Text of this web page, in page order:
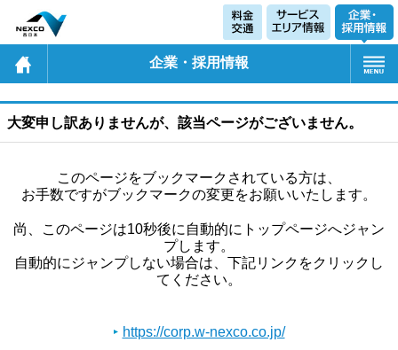
企業・採用情報
大変申し訳ありませんが、該当ページがございません。
このページをブックマークされている方は、
お手数ですがブックマークの変更をお願いいたします。
尚、このページは10秒後に自動的にトップページへジャン
プします。
自動的にジャンプしない場合は、下記リンクをクリックし
てください。
https://corp.w-nexco.co.jp/